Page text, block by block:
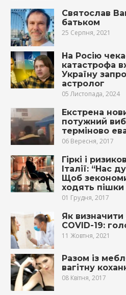
Святослав
батьком
25 Серпня, 2021
На Росію
катастрофа
Україну
астролог
05 Листопада, 2024
Екстрена
потужний
терміново
06 Вересня, 2017
Гіркі і
Італії: “Нас
Щоб
ходять пішки
01 Грудня, 2017
Як визначити
COVID-19:
11 Жовтня, 2021
Разом із
вагітну
08 Квітня, 2017